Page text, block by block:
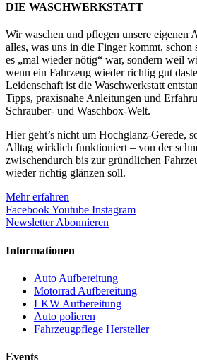
DIE WASCHWERKSTATT
Wir waschen und pflegen unsere eigenen
alles, was uns in die Finger kommt,
es „mal wieder nötig“ war, sondern weil
wenn ein Fahrzeug wieder richtig gut
Leidenschaft ist die Waschwerkstatt
Tipps, praxisnahe Anleitungen und
Schrauber- und Waschbox-Welt.
Hier geht’s nicht um Hochglanz-Gerede,
Alltag wirklich funktioniert – von der
zwischendurch bis zur gründlichen
wieder richtig glänzen soll.
Mehr erfahren
FacebookYoutube Instagram
Newsletter Abonnieren
Informationen
Auto Aufbereitung
Motorrad Aufbereitung
LKW Aufbereitung
Auto polieren
Fahrzeugpflege Hersteller
Events